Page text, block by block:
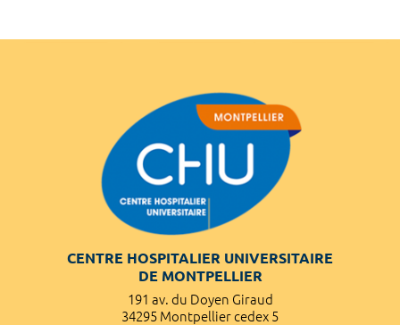
CENTRE HOSPITALIER UNIVERSITAIRE
DE MONTPELLIER
191 av. du Doyen Giraud
34295 Montpellier cedex 5